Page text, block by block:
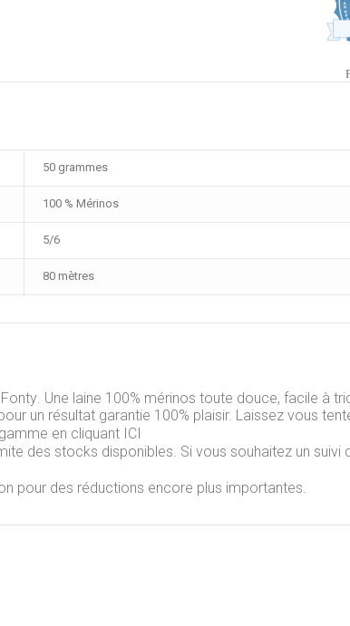
50 grammes
100 % Mérinos
5/6
80 mètres
Fonty . Une laine 100% mérinos toute douce, facile à
un résultat garantie 100% plaisir. Laissez vous
en cliquant ICI
des stocks disponibles. Si vous souhaitez un
pour des réductions encore plus importantes.